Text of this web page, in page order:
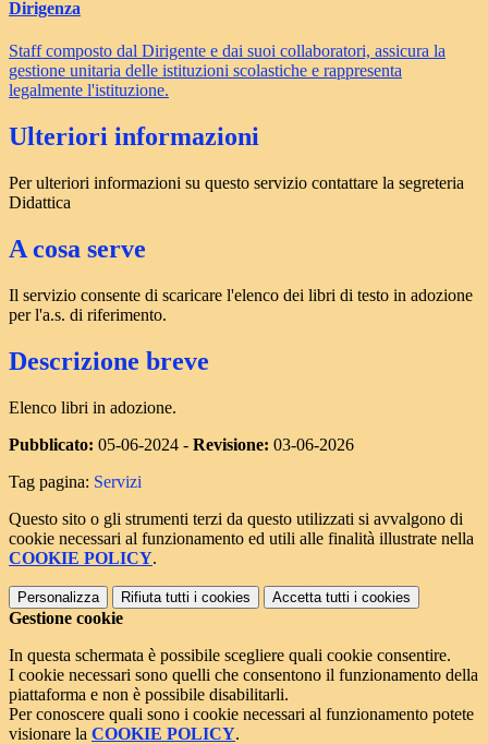
Dirigenza
Staff composto dal Dirigente e dai suoi collaboratori, assicura la
gestione unitaria delle istituzioni scolastiche e rappresenta
legalmente l'istituzione.
Ulteriori informazioni
Per ulteriori informazioni su questo servizio contattare la segreteria
Didattica
A cosa serve
Il servizio consente di scaricare l'elenco dei libri di testo in adozione
per l'a.s. di riferimento.
Descrizione breve
Elenco libri in adozione.
Pubblicato: 05-06-2024 - Revisione: 03-06-2026
Tag pagina: Servizi
Questo sito o gli strumenti terzi da questo utilizzati si avvalgono di
cookie necessari al funzionamento ed utili alle finalità illustrate nella
COOKIE POLICY.
Personalizza Rifiuta tutti i cookies Accetta tutti i cookies
Gestione cookie
In questa schermata è possibile scegliere quali cookie consentire.
I cookie necessari sono quelli che consentono il funzionamento della
piattaforma e non è possibile disabilitarli.
Per conoscere quali sono i cookie necessari al funzionamento potete
visionare la COOKIE POLICY.